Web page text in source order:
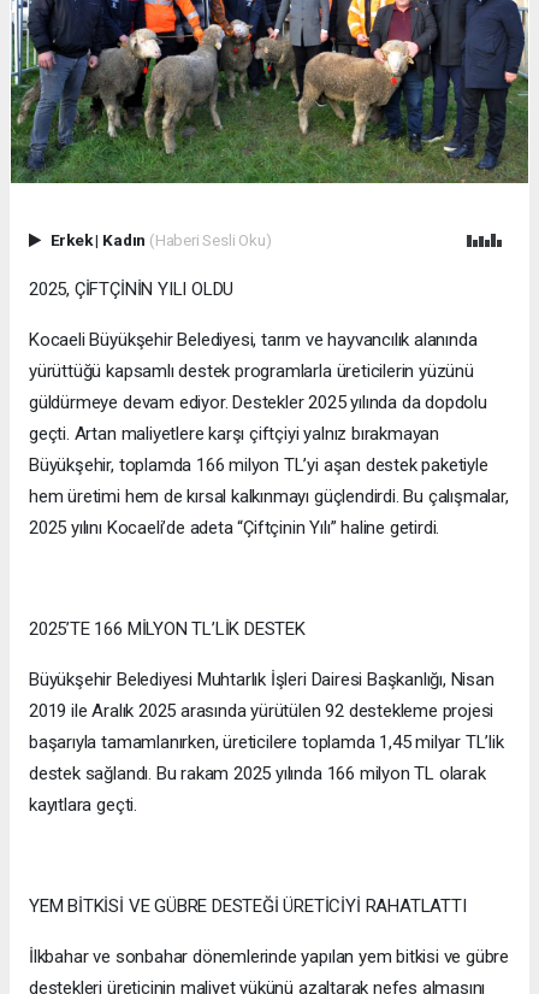
Erkek| Kadın (Haberi Sesli Oku)
2025, ÇİFTÇİNİN YILI OLDU
Kocaeli Büyükşehir Belediyesi, tarım ve hayvancılık alanında
yürüttüğü kapsamlı destek programlarla üreticilerin yüzünü
güldürmeye devam ediyor. Destekler 2025 yılında da dopdolu
geçti. Artan maliyetlere karşı çiftçiyi yalnız bırakmayan
Büyükşehir, toplamda 166 milyon TL’yi aşan destek paketiyle
hem üretimi hem de kırsal kalkınmayı güçlendirdi. Bu çalışmalar,
2025 yılını Kocaeli’de adeta “Çiftçinin Yılı” haline getirdi.
2025’TE 166 MİLYON TL’LİK DESTEK
Büyükşehir Belediyesi Muhtarlık İşleri Dairesi Başkanlığı, Nisan
2019 ile Aralık 2025 arasında yürütülen 92 destekleme projesi
başarıyla tamamlanırken, üreticilere toplamda 1,45 milyar TL’lik
destek sağlandı. Bu rakam 2025 yılında 166 milyon TL olarak
kayıtlara geçti.
YEM BİTKİSİ VE GÜBRE DESTEĞİ ÜRETİCİYİ RAHATLATTI
İlkbahar ve sonbahar dönemlerinde yapılan yem bitkisi ve gübre
destekleri üreticinin maliyet yükünü azaltarak nefes almasını